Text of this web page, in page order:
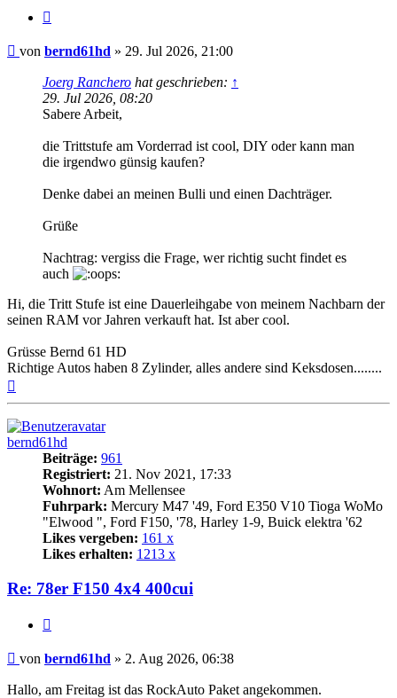
Beitrag
von bernd61hd » 29. Jul 2026, 21:00
Joerg Ranchero hat geschrieben: ↑
29. Jul 2026, 08:20
Sabere Arbeit,
die Trittstufe am Vorderrad ist cool, DIY oder kann man
die irgendwo günsig kaufen?
Denke dabei an meinen Bulli und einen Dachträger.
Grüße
Nachtrag: vergiss die Frage, wer richtig sucht findet es
auch
Hi, die Tritt Stufe ist eine Dauerleihgabe von meinem Nachbarn der
seinen RAM vor Jahren verkauft hat. Ist aber cool.
Grüsse Bernd 61 HD
Richtige Autos haben 8 Zylinder, alles andere sind Keksdosen........
bernd61hd
Beiträge: 961
Registriert: 21. Nov 2021, 17:33
Wohnort: Am Mellensee
Fuhrpark: Mercury M47 '49, Ford E350 V10 Tioga WoMo
"Elwood ", Ford F150, '78, Harley 1-9, Buick elektra '62
Likes vergeben: 161 x
Likes erhalten: 1213 x
Re: 78er F150 4x4 400cui
Beitrag
von bernd61hd » 2. Aug 2026, 06:38
Hallo, am Freitag ist das RockAuto Paket angekommen.